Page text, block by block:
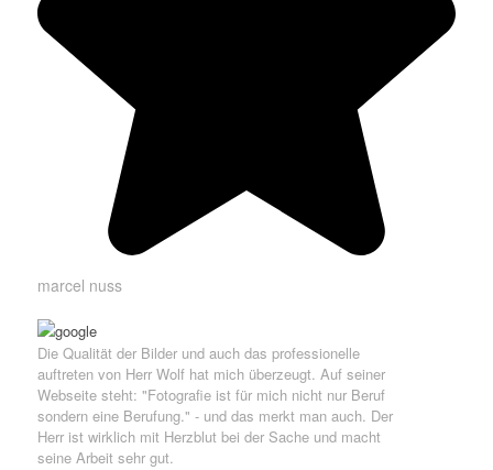
marcel nuss
Die Qualität der Bilder und auch das professionelle
auftreten von Herr Wolf hat mich überzeugt. Auf seiner
Webseite steht: "Fotografie ist für mich nicht nur Beruf
sondern eine Berufung." - und das merkt man auch. Der
Herr ist wirklich mit Herzblut bei der Sache und macht
seine Arbeit sehr gut.